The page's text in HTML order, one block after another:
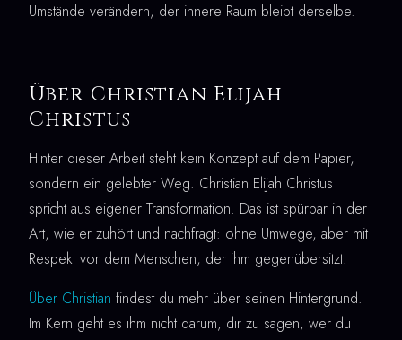
Umstände verändern, der innere Raum bleibt derselbe.
Über Christian Elijah
Christus
Hinter dieser Arbeit steht kein Konzept auf dem Papier,
sondern ein gelebter Weg. Christian Elijah Christus
spricht aus eigener Transformation. Das ist spürbar in der
Art, wie er zuhört und nachfragt: ohne Umwege, aber mit
Respekt vor dem Menschen, der ihm gegenübersitzt.
Über Christian findest du mehr über seinen Hintergrund.
Im Kern geht es ihm nicht darum, dir zu sagen, wer du